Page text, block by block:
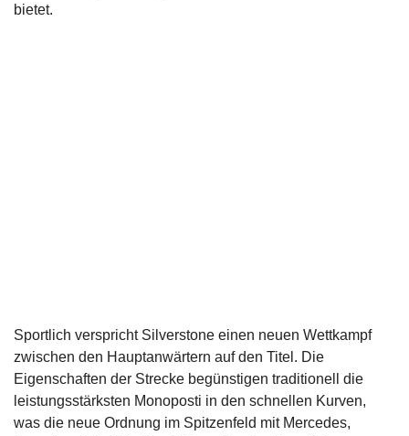
bietet.
Sportlich verspricht Silverstone einen neuen Wettkampf
zwischen den Hauptanwärtern auf den Titel. Die
Eigenschaften der Strecke begünstigen traditionell die
leistungsstärksten Monoposti in den schnellen Kurven,
was die neue Ordnung im Spitzenfeld mit Mercedes,